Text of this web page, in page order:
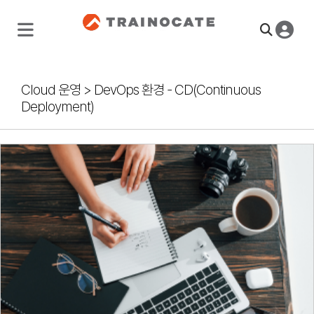
Cloud 운영 > DevOps 환경 - CD(Continuous
Deployment)